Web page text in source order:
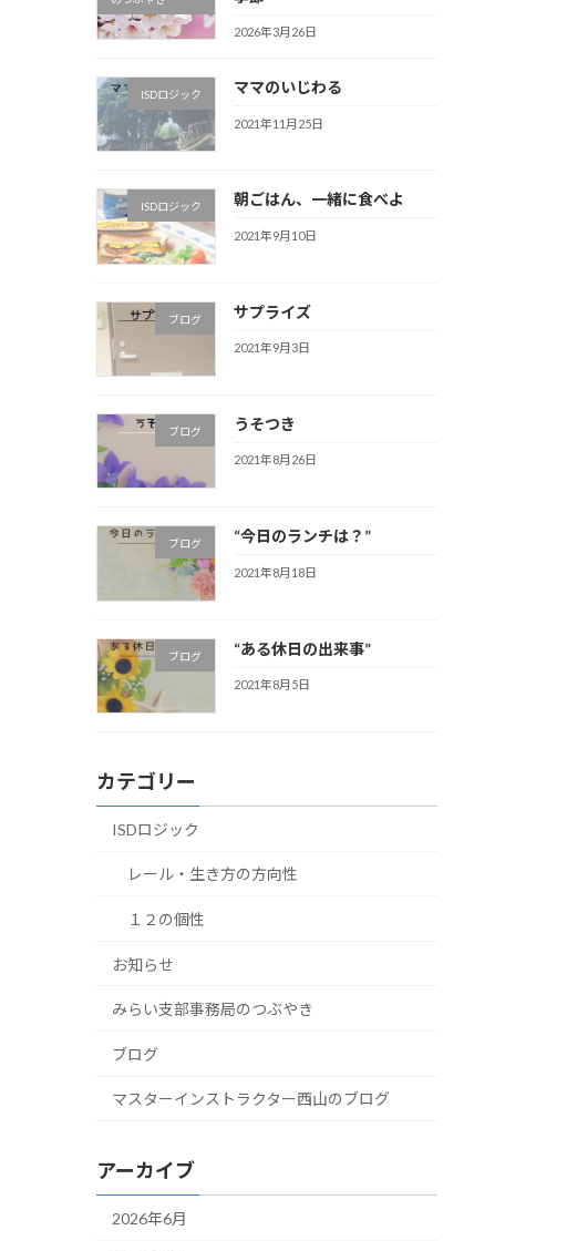
2026年3月26日
ISDロジック ママのいじわる
2021年11月25日
ISDロジック 朝ごはん、一緒に食べよ
2021年9月10日
ブログ サプライズ
2021年9月3日
ブログ うそつき
2021年8月26日
ブログ “今日のランチは？”
2021年8月18日
ブログ “ある休日の出来事”
2021年8月5日
カテゴリー
ISDロジック
レール・生き方の方向性
１２の個性
お知らせ
みらい支部事務局のつぶやき
ブログ
マスターインストラクター西山のブログ
アーカイブ
2026年6月